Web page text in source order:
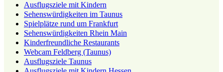
Ausflugsziele mit Kindern
Sehenswürdigkeiten im Taunus
Spielplätze rund um Frankfurt
Sehenswürdigkeiten Rhein Main
Kinderfreundliche Restaurants
Webcam Feldberg (Taunus)
Ausflugsziele Taunus